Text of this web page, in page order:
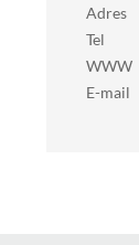
Adres
Tel
WWW
E-mail